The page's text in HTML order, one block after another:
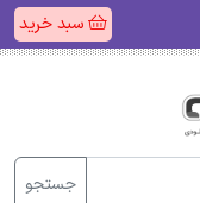
سبد خرید
جستجو